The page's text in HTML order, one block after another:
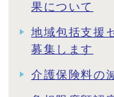
果について
地域包括支援
募集します
介護保険料の